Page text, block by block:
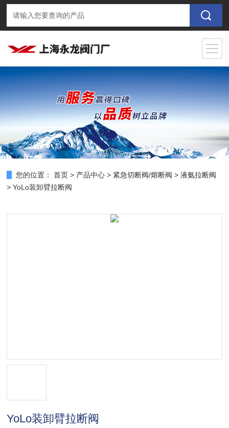
您的位置： 首页 > 产品中心 > 紧急切断阀/熔断阀 >液氨拉断阀
> YoLo装卸臂拉断阀
YoLo装卸臂拉断阀